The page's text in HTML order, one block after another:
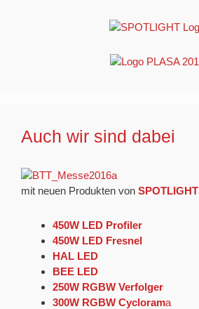
Auch wir sind dabei
mit neuen Produkten von SPOTLIGHT
450W LED Profiler
450W LED Fresnel
HAL LED
BEE LED
250W RGBW Verfolger
300W RGBW Cyclorama